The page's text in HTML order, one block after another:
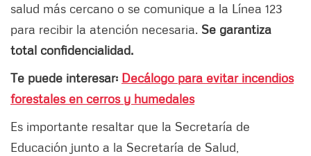
salud más cercano o se comunique a la Línea 123
para recibir la atención necesaria. Se garantiza
total confidencialidad.
Te puede interesar: Decálogo para evitar incendios
forestales en cerros y humedales
Es importante resaltar que la Secretaría de
Educación junto a la Secretaría de Salud,